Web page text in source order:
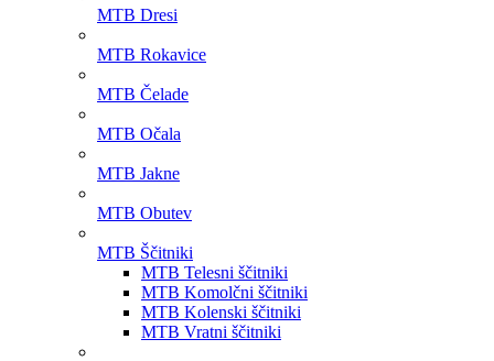
MTB Dresi
MTB Rokavice
MTB Čelade
MTB Očala
MTB Jakne
MTB Obutev
MTB Ščitniki
MTB Telesni ščitniki
MTB Komolčni ščitniki
MTB Kolenski ščitniki
MTB Vratni ščitniki